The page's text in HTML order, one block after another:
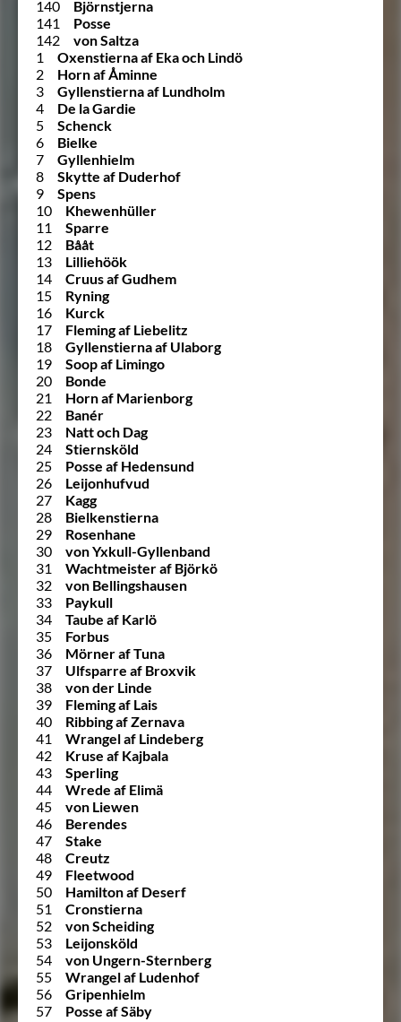
140
Björnstjerna
141
Posse
142
von Saltza
1
Oxenstierna af Eka och Lindö
2
Horn af Åminne
3
Gyllenstierna af Lundholm
4
De la Gardie
5
Schenck
6
Bielke
7
Gyllenhielm
8
Skytte af Duderhof
9
Spens
10
Khewenhüller
11
Sparre
12
Bååt
13
Lilliehöök
14
Cruus af Gudhem
15
Ryning
16
Kurck
17
Fleming af Liebelitz
18
Gyllenstierna af Ulaborg
19
Soop af Limingo
20
Bonde
21
Horn af Marienborg
22
Banér
23
Natt och Dag
24
Stiernsköld
25
Posse af Hedensund
26
Leijonhufvud
27
Kagg
28
Bielkenstierna
29
Rosenhane
30
von Yxkull-Gyllenband
31
Wachtmeister af Björkö
32
von Bellingshausen
33
Paykull
34
Taube af Karlö
35
Forbus
36
Mörner af Tuna
37
Ulfsparre af Broxvik
38
von der Linde
39
Fleming af Lais
40
Ribbing af Zernava
41
Wrangel af Lindeberg
42
Kruse af Kajbala
43
Sperling
44
Wrede af Elimä
45
von Liewen
46
Berendes
47
Stake
48
Creutz
49
Fleetwood
50
Hamilton af Deserf
51
Cronstierna
52
von Scheiding
53
Leijonsköld
54
von Ungern-Sternberg
55
Wrangel af Ludenhof
56
Gripenhielm
57
Posse af Säby